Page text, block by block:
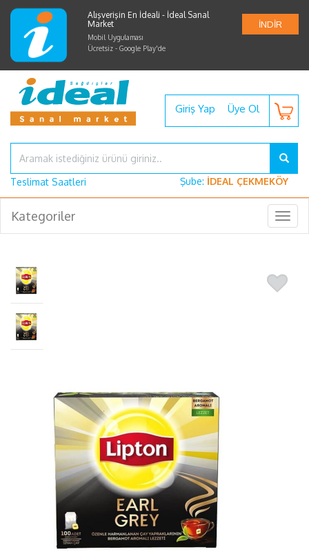
Alışverişin En İdeali - İdeal Sanal
Market
Mobil Uygulaması
Ücretsiz - Google Play'de
İNDİR
Giriş Yap Üye Ol
Teslimat Saatleri Şube: İDEAL ÇEKMEKÖY
Kategoriler